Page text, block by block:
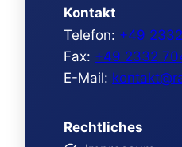
Kontakt
Telefon: +49
Fax: +49 2332
E-Mail:
Rechtliches